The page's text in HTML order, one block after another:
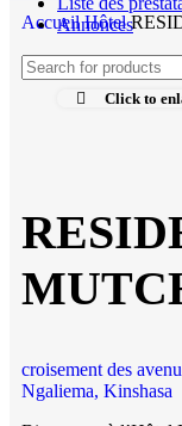
Annonces
AccueilHôtel
Click to
croisement des
Ngaliema, Kinshasa